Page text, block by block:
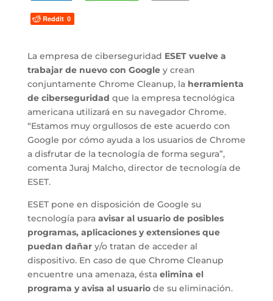
Reddit 0
La empresa de ciberseguridad ESET vuelve a
trabajar de nuevo con Googley crean
conjuntamente Chrome Cleanup, la herramienta
de ciberseguridad que la empresa tecnológica
americana utilizará en su navegador Chrome.
“Estamos muy orgullosos de este acuerdo con
Google por cómo ayuda a los usuarios de Chrome
a disfrutar de la tecnología de forma segura”,
comenta Juraj Malcho, director de tecnología de
ESET.
ESET pone en disposición de Google su
tecnología para avisar al usuario de posibles
programas, aplicaciones y extensiones que
puedan dañary/o tratan de acceder al
dispositivo. En caso de que Chrome Cleanup
encuentre una amenaza, ésta elimina el
programa y avisa al usuariode su eliminación.